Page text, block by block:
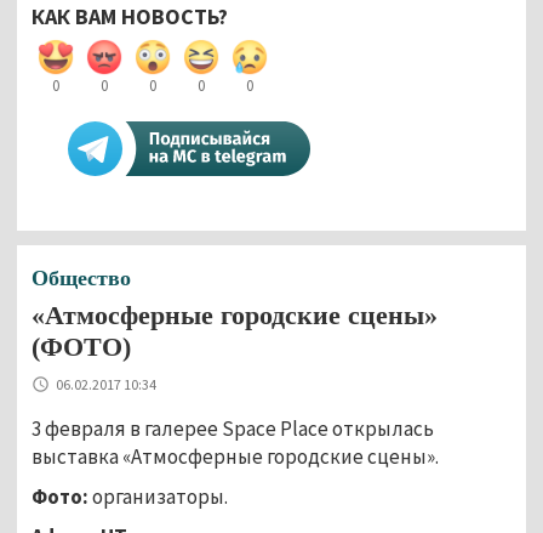
КАК ВАМ НОВОСТЬ?
0 0 0 0 0
Общество
«Атмосферные городские сцены»
(ФОТО)
06.02.2017 10:34
3 февраля в галерее Space Place открылась
выставка «Атмосферные городские сцены».
Фото:организаторы.